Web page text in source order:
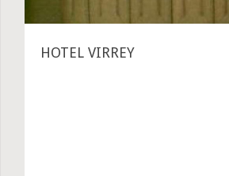
HOTEL VIRREY